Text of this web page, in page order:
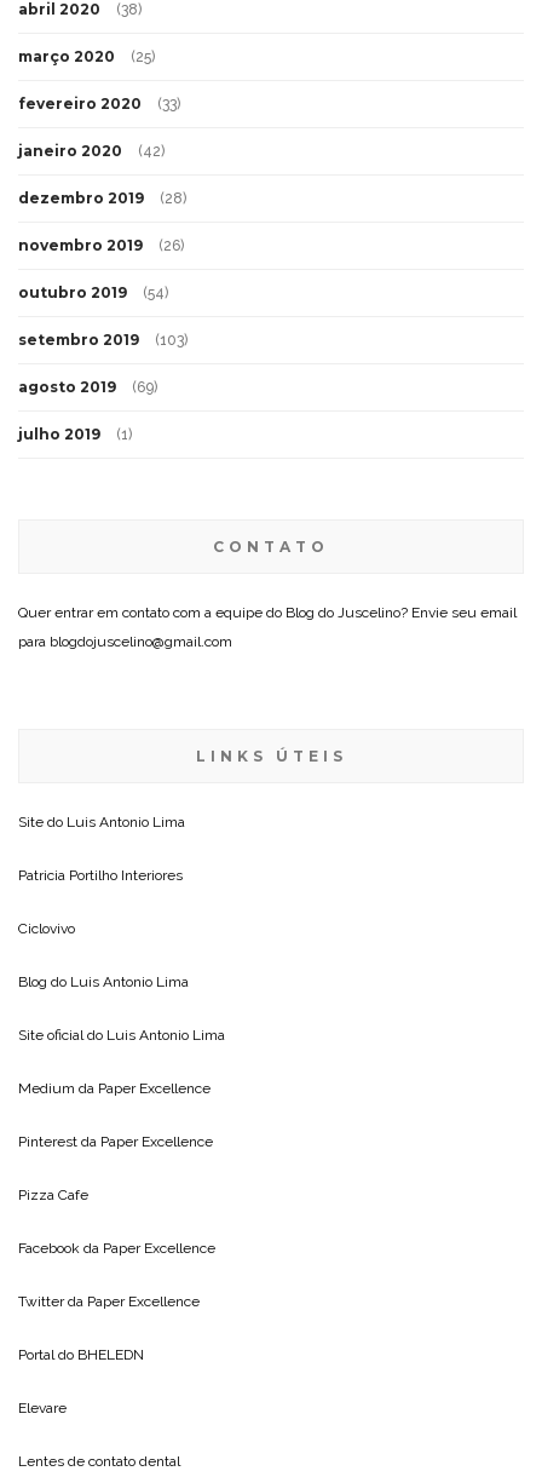
abril 2020 (38)
março 2020 (25)
fevereiro 2020 (33)
janeiro 2020 (42)
dezembro 2019 (28)
novembro 2019 (26)
outubro 2019 (54)
setembro 2019 (103)
agosto 2019 (69)
julho 2019 (1)
CONTATO
Quer entrar em contato com a equipe do Blog do Juscelino? Envie seu email
para blogdojuscelino@gmail.com
LINKS ÚTEIS
Site do Luis Antonio Lima
Patricia Portilho Interiores
Ciclovivo
Blog do Luis Antonio Lima
Site oficial do Luis Antonio Lima
Medium da Paper Excellence
Pinterest da Paper Excellence
Pizza Cafe
Facebook da Paper Excellence
Twitter da Paper Excellence
Portal do BHELEDN
Elevare
Lentes de contato dental